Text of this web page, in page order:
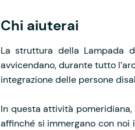
Chi aiuterai
La struttura della Lampada
avvicendano, durante tutto
integrazione delle persone
In questa attività
affinché si immergano con